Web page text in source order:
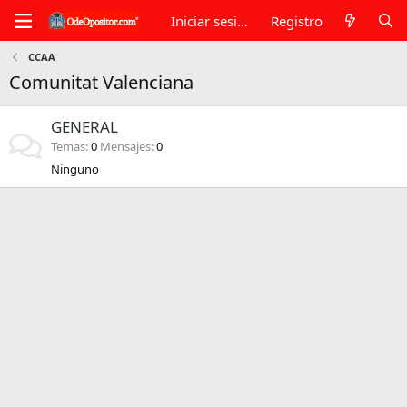
Iniciar sesión Registro
CCAA
Comunitat Valenciana
GENERAL
Temas 0 Mensajes 0
Ninguno